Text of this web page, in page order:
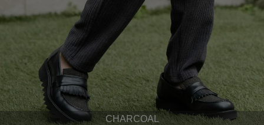
CHARCOAL